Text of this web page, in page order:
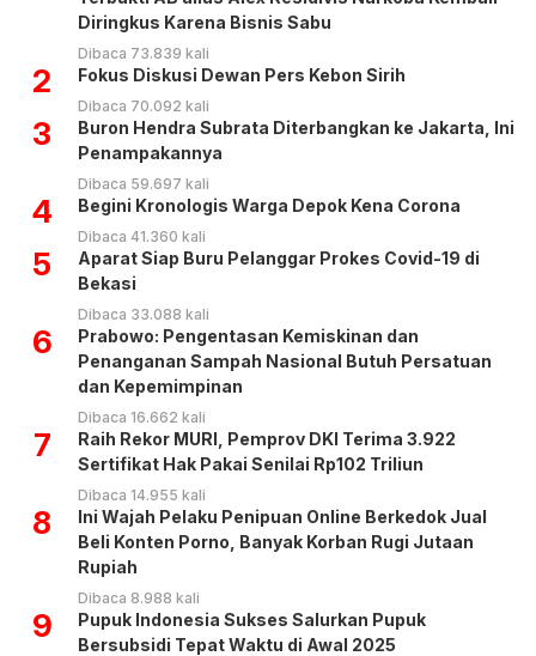
Diringkus Karena Bisnis Sabu
Dibaca 73.839 kali
2 Fokus Diskusi Dewan Pers Kebon Sirih
Dibaca 70.092 kali
3
Buron Hendra Subrata Diterbangkan ke Jakarta, Ini
Penampakannya
Dibaca 59.697 kali
4 Begini Kronologis Warga Depok Kena Corona
Dibaca 41.360 kali
5
Aparat Siap Buru Pelanggar Prokes Covid-19 di
Bekasi
Dibaca 33.088 kali
6
Prabowo: Pengentasan Kemiskinan dan
Penanganan Sampah Nasional Butuh Persatuan
dan Kepemimpinan
Dibaca 16.662 kali
7
Raih Rekor MURI, Pemprov DKI Terima 3.922
Sertifikat Hak Pakai Senilai Rp102 Triliun
Dibaca 14.955 kali
8
Ini Wajah Pelaku Penipuan Online Berkedok Jual
Beli Konten Porno, Banyak Korban Rugi Jutaan
Rupiah
Dibaca 8.988 kali
9
Pupuk Indonesia Sukses Salurkan Pupuk
Bersubsidi Tepat Waktu di Awal 2025